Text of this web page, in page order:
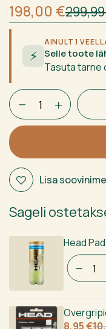
Algne
hind
oli:299,99 €.
198,00 €
Current
price
is:198,00 €.
⚡
AINULT 1 VEEL
Selle toote
Tasuta tarne
HEAD
SPEED
ONE
X
2025
kogus
Lisa
Sageli
Head
Algne
8,95€
Current